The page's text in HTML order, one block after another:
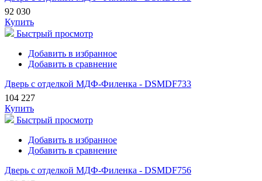
92 030
Купить
Быстрый просмотр
Добавить в избранное
Добавить в сравнение
Дверь с отделкой МДФ-Филенка - DSMDF733
104 227
Купить
Быстрый просмотр
Добавить в избранное
Добавить в сравнение
Дверь с отделкой МДФ-Филенка - DSMDF756